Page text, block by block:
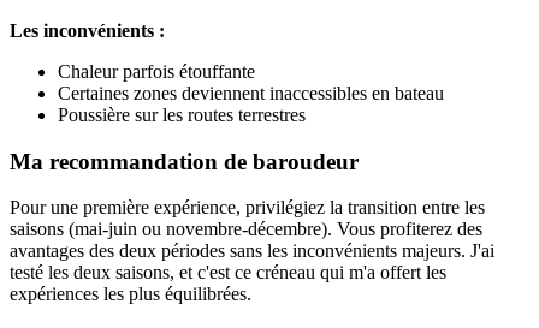
Les inconvénients :
Chaleur parfois étouffante
Certaines zones deviennent inaccessibles en bateau
Poussière sur les routes terrestres
Ma recommandation de baroudeur
Pour une première expérience, privilégiez la transition entre les
saisons (mai-juin ou novembre-décembre). Vous profiterez des
avantages des deux périodes sans les inconvénients majeurs. J'ai
testé les deux saisons, et c'est ce créneau qui m'a offert les
expériences les plus équilibrées.